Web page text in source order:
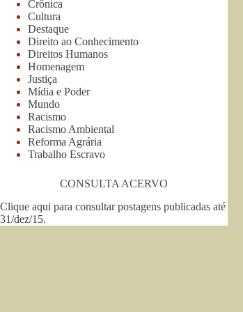
Crônica
Cultura
Destaque
Direito ao Conhecimento
Direitos Humanos
Homenagem
Justiça
Mídia e Poder
Mundo
Racismo
Racismo Ambiental
Reforma Agrária
Trabalho Escravo
CONSULTA ACERVO
Clique aqui para consultar postagens publicadas até
31/dez/15.